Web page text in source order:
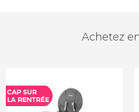
Achetez